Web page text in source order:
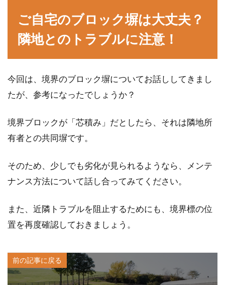
ご自宅のブロック塀は大丈夫？
隣地とのトラブルに注意！
今回は、境界のブロック塀についてお話ししてきまし
たが、参考になったでしょうか？
境界ブロックが「芯積み」だとしたら、それは隣地所
有者との共同塀です。
そのため、少しでも劣化が見られるようなら、メンテ
ナンス方法について話し合ってみてください。
また、近隣トラブルを阻止するためにも、境界標の位
置を再度確認しておきましょう。
前の記事に戻る